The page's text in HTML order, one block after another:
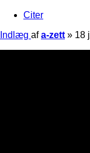
Citer
Indlæg afa-zett » 18